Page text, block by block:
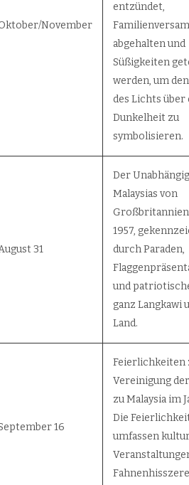
November
entzündet,
abgehalten und
Süßigkeiten
werden, um
des Lichts über
Dunkelheit zu
symbolisieren.
31
Der
Malaysias von
1957,
durch Paraden,
und
ganz Langkawi
Land.
16
Feierlichkeiten
Vereinigung
zu Malaysia im
Die
umfassen